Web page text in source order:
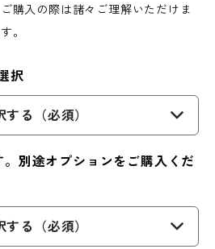
購入の際は諸々ご理解いただけま
。
択
する（必須）
別途オプションをご購入くだ
する（必須）